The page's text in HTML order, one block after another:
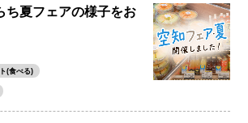
ち夏フェアの様子をお
(食べる)